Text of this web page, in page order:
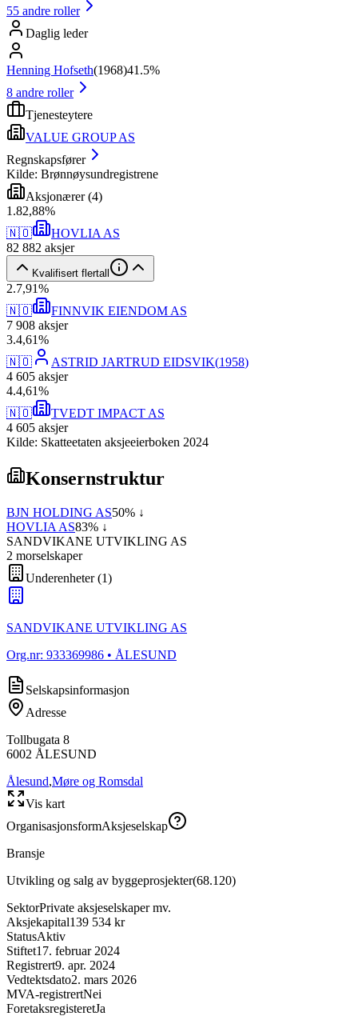
55 andre roller
Daglig leder
Henning Hofseth(1968)41.5%
8 andre roller
Tjenesteytere
VALUE GROUP AS
Regnskapsfører
Kilde: Brønnøysundregistrene
Aksjonærer(4)
1 .82,88%
🇳🇴
HOVLIA AS
82 882 aksjer
Kvalifisert flertall
2.7,91%
🇳🇴
FINNVIK EIENDOM AS
7 908 aksjer
3.4,61%
🇳🇴
ASTRID JARTRUD EIDSVIK(1958)
4 605 aksjer
4.4,61%
🇳🇴
TVEDT IMPACT AS
4 605 aksjer
Kilde: Skatteetaten aksjeeierboken 2024
Konsernstruktur
BJN HOLDING AS50% ↓
HOVLIA AS83% ↓
SANDVIKANE UTVIKLING AS
2 morselskaper
Underenheter(1)
SANDVIKANE UTVIKLING AS
Org.nr: 933369986 • ÅLESUND
Selskapsinformasjon
Adresse
Tollbugata 8
6002 ÅLESUND
Ålesund,Møre og Romsdal
Vis kart
OrganisasjonsformAksjeselskap
Bransje
Utvikling og salg av byggeprosjekter(68.120)
SektorPrivate aksjeselskaper mv.
Aksjekapital139 534 kr
StatusAktiv
Stiftet17. februar 2024
Registrert9. apr. 2024
Vedtektsdato2. mars 2026
MVA-registrertNei
ForetaksregisteretJa